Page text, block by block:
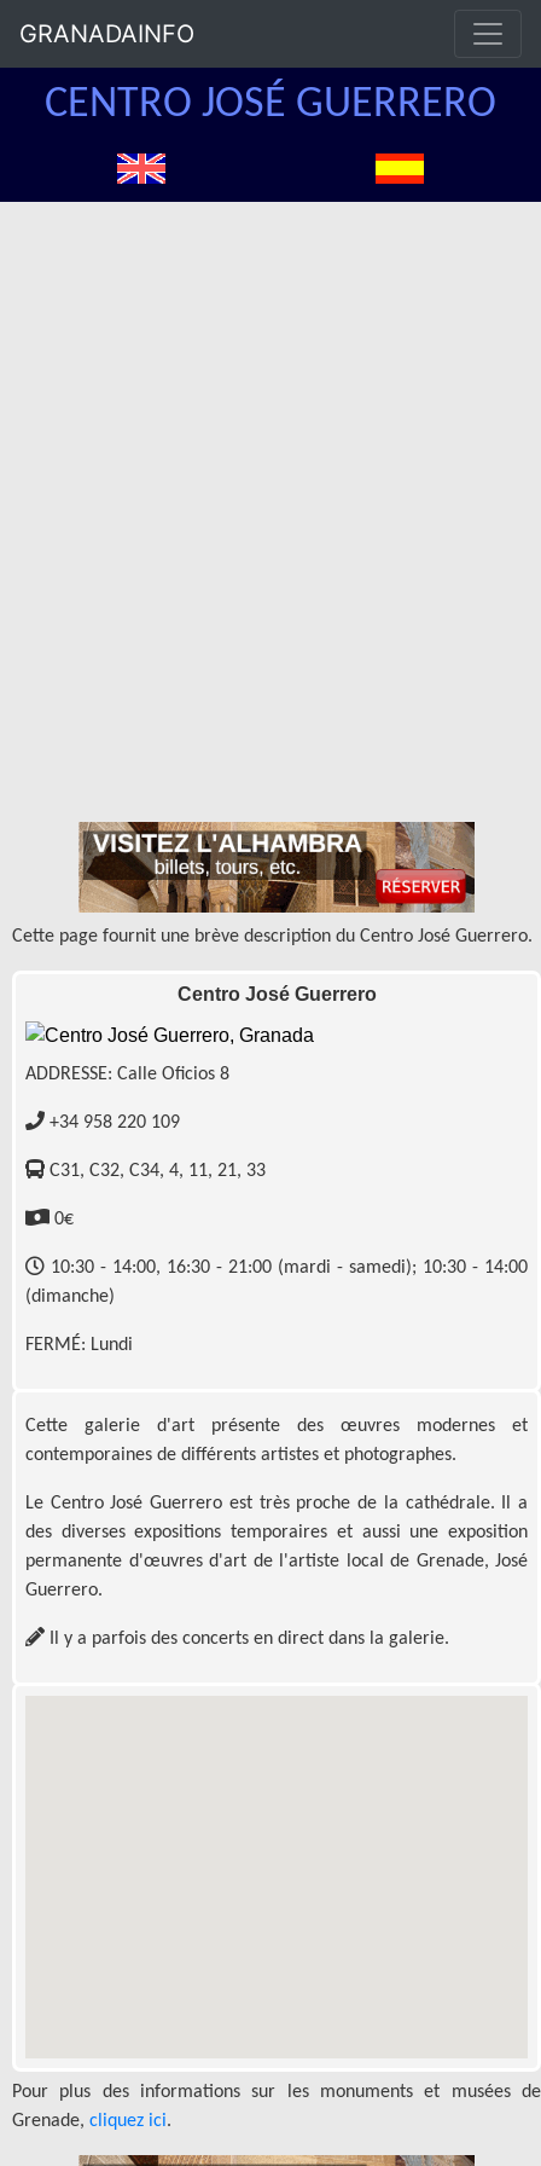
GRANADAINFO
CENTRO JOSÉ GUERRERO
Cette page fournit une brève description du Centro José Guerrero.
Centro José Guerrero
ADDRESSE: Calle Oficios 8
+34 958 220 109
C31, C32, C34, 4, 11, 21, 33
0€
10:30 - 14:00, 16:30 - 21:00 (mardi - samedi); 10:30 - 14:00
(dimanche)
FERMÉ: Lundi
Cette galerie d'art présente des œuvres modernes et
contemporaines de différents artistes et photographes.
Le Centro José Guerrero est très proche de la cathédrale. Il a
des diverses expositions temporaires et aussi une exposition
permanente d'œuvres d'art de l'artiste local de Grenade, José
Guerrero.
Il y a parfois des concerts en direct dans la galerie.
Pour plus des informations sur les monuments et musées de
Grenade, cliquez ici.